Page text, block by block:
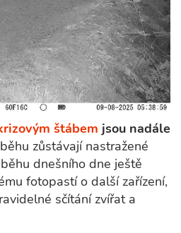
štábem jsou nadále
zůstávají nastražené
dnešního dne ještě
fotopastí o další zařízení,
sčítání zvířat a